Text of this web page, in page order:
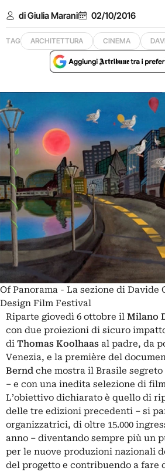
di Giulia Marani 02/10/2016
TAG ARCHITETTURA CINEMA
Of Panorama - La sezione di Davide
Design Film Festival
Riparte giovedì 6 ottobre il Milano
con due proiezioni di sicuro
di Thomas Koolhaas al padre, da
Venezia, e la première del
Bernd che mostra il Brasile
– e con una inedita selezione di
L’obiettivo dichiarato è quello di
delle tre edizioni precedenti – si
organizzatrici, di oltre 15.000
anno – diventando sempre più un
per le nuove produzioni nazionali
del progetto e contribuendo a fare